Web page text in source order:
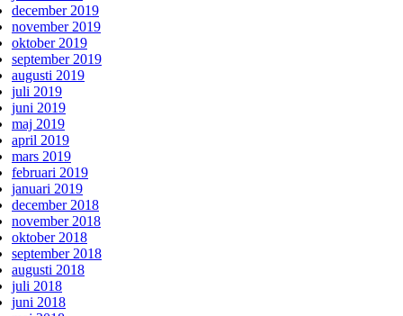
december 2019
november 2019
oktober 2019
september 2019
augusti 2019
juli 2019
juni 2019
maj 2019
april 2019
mars 2019
februari 2019
januari 2019
december 2018
november 2018
oktober 2018
september 2018
augusti 2018
juli 2018
juni 2018